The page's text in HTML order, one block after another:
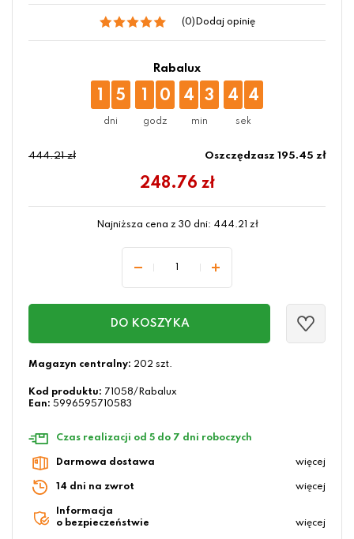
(0) Dodaj opinię
Rabalux
1 5 1 0 4 3 4 4
444.21 zł Oszczędzasz 195.45 zł
248.76 zł
Najniższa cena z 30 dni: 444.21 zł
DO KOSZYKA
Magazyn centralny: 202 szt.
Kod produktu: 71058/Rabalux
Ean: 5996595710583
Czas realizacji od 5 do 7 dni roboczych
Darmowa dostawa więcej
14 dni na zwrot więcej
Informacja
o bezpieczeństwie
więcej